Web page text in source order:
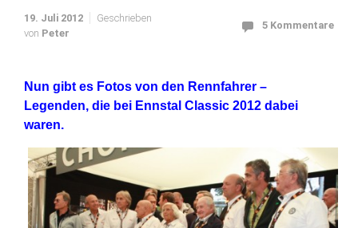
19. Juli 2012
Geschrieben
von Peter
5 Kommentare
Nun gibt es Fotos von den Rennfahrer –
Legenden, die bei Ennstal Classic 2012 dabei
waren.